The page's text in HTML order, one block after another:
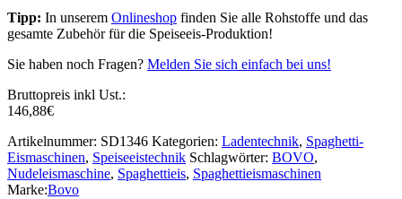
Tipp: In unserem Onlineshop finden Sie alle Rohstoffe und das
gesamte Zubehör für die Speiseeis-Produktion!
Sie haben noch Fragen? Melden Sie sich einfach bei uns!
Bruttopreis inkl Ust.:
146,88€
Artikelnummer: SD1346 Kategorien: Ladentechnik, Spaghetti-
Eismaschinen, Speiseeistechnik Schlagwörter: BOVO,
Nudeleismaschine, Spaghettieis, Spaghettieismaschinen
Marke:Bovo